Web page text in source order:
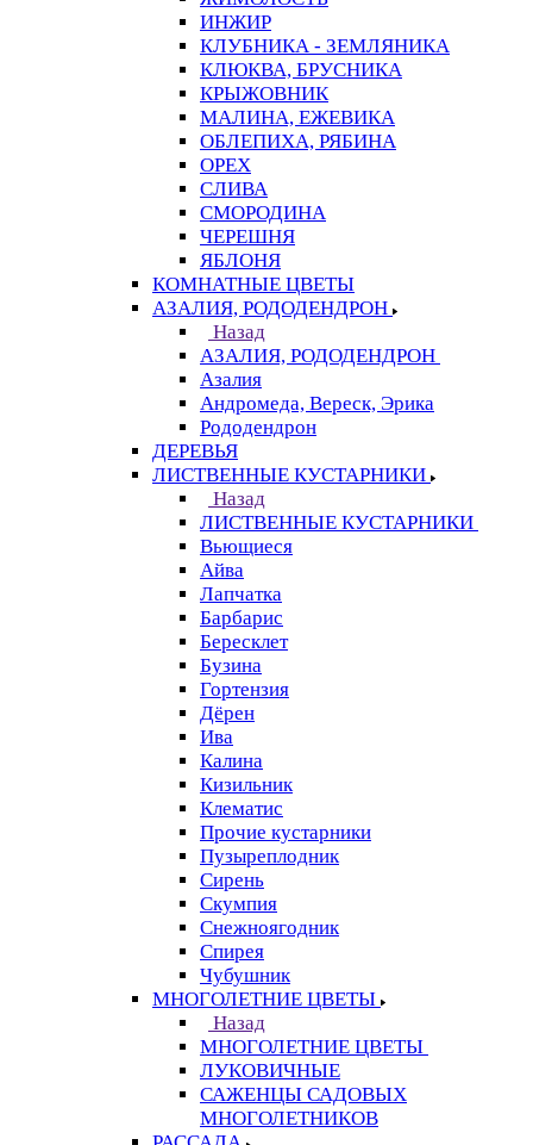
ИНЖИР
КЛУБНИКА - ЗЕМЛЯНИКА
КЛЮКВА, БРУСНИКА
КРЫЖОВНИК
МАЛИНА, ЕЖЕВИКА
ОБЛЕПИХА, РЯБИНА
ОРЕХ
СЛИВА
СМОРОДИНА
ЧЕРЕШНЯ
ЯБЛОНЯ
КОМНАТНЫЕ ЦВЕТЫ
АЗАЛИЯ, РОДОДЕНДРОН
Назад
АЗАЛИЯ, РОДОДЕНДРОН
Азалия
Андромеда, Вереск, Эрика
Рододендрон
ДЕРЕВЬЯ
ЛИСТВЕННЫЕ КУСТАРНИКИ
Назад
ЛИСТВЕННЫЕ КУСТАРНИКИ
Вьющиеся
Айва
Лапчатка
Барбарис
Бересклет
Бузина
Гортензия
Дёрен
Ива
Калина
Кизильник
Клематис
Прочие кустарники
Пузыреплодник
Сирень
Скумпия
Снежноягодник
Спирея
Чубушник
МНОГОЛЕТНИЕ ЦВЕТЫ
Назад
МНОГОЛЕТНИЕ ЦВЕТЫ
ЛУКОВИЧНЫЕ
САЖЕНЦЫ САДОВЫХ
МНОГОЛЕТНИКОВ